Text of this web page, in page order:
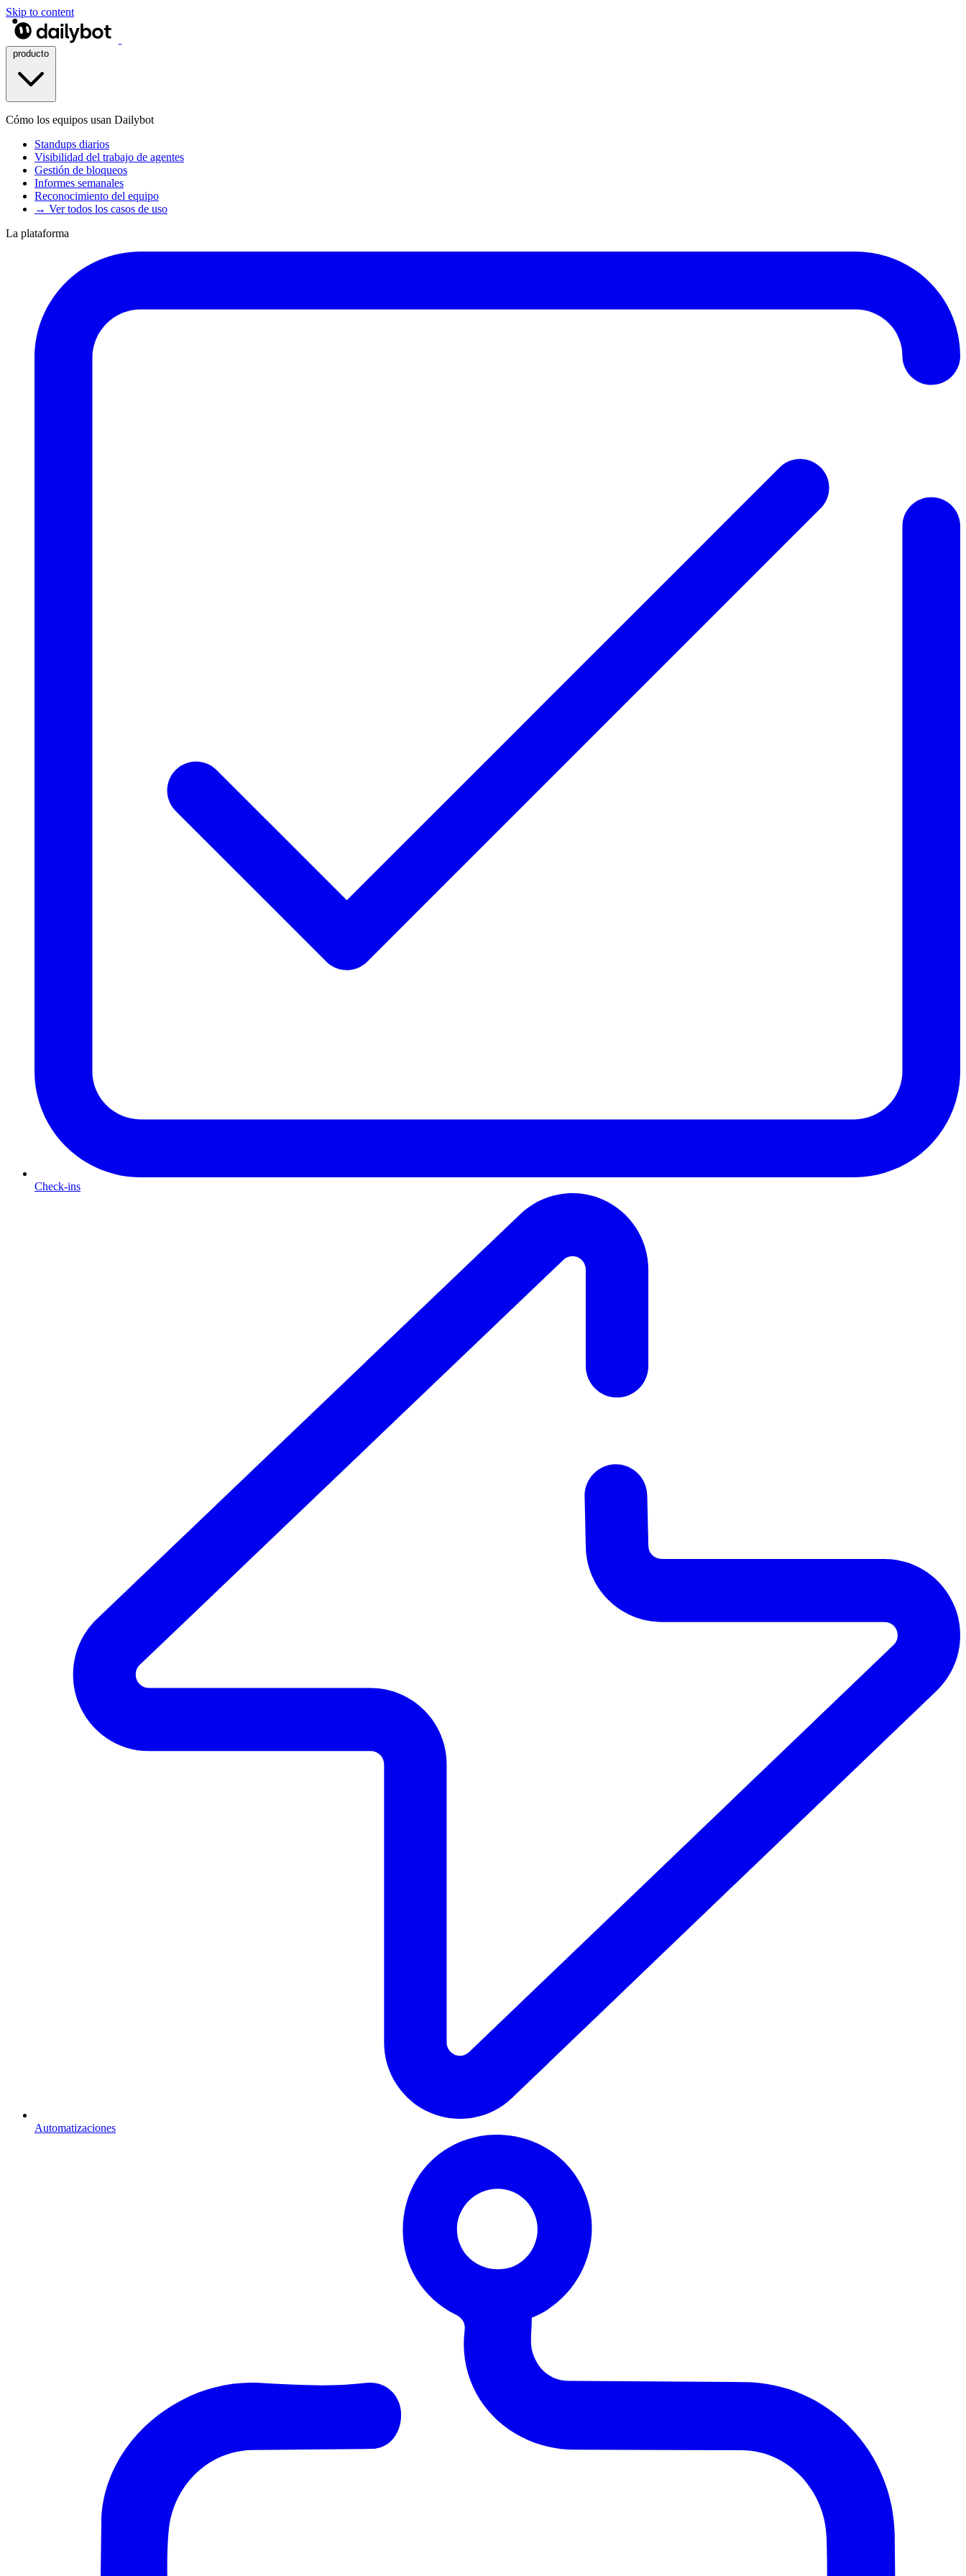
Skip to content
Cómo los equipos usan Dailybot
Standups diarios
Visibilidad del trabajo de agentes
Gestión de bloqueos
Informes semanales
Reconocimiento del equipo
→ Ver todos los casos de uso
La plataforma
Check-ins
Automatizaciones